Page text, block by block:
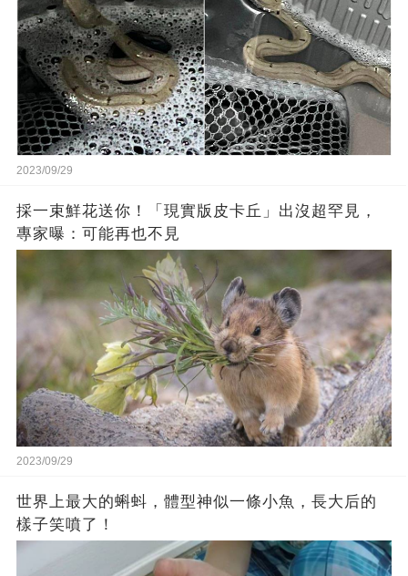
2023/09/29
採一束鮮花送你！「現實版皮卡丘」出沒超罕見，
專家曝：可能再也不見
2023/09/29
世界上最大的蝌蚪，體型神似一條小魚，長大后的
樣子笑噴了！